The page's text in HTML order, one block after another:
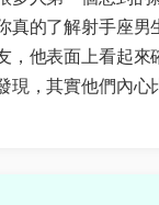
真的了解射手座男
，他表面上看起來
現，其實他們內心